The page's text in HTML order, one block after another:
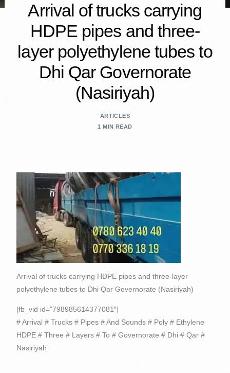
Arrival of trucks carrying
HDPE pipes and three-
layer polyethylene tubes to
Dhi Qar Governorate
(Nasiriyah)
ARTICLES
1 MIN READ
Arrival of trucks carrying HDPE pipes and three-layer
polyethylene tubes to Dhi Qar Governorate (Nasiriyah)
[fb_vid id=”798985614377081″]
# Arrival # Trucks # Pipes # And Sounds # Poly # Ethylene
HDPE # Three # Layers # To # Governorate # Dhi # Qar #
Nasiriyah